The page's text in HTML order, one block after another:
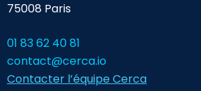
75008 Paris
01 83 62 40 81
contact@cerca.io
Contacter l’équipe Cerca